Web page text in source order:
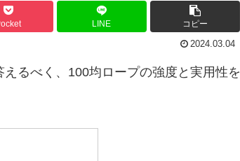
LINE コピー
2024.03.04
るべく、100均ロープの強度と実用性を